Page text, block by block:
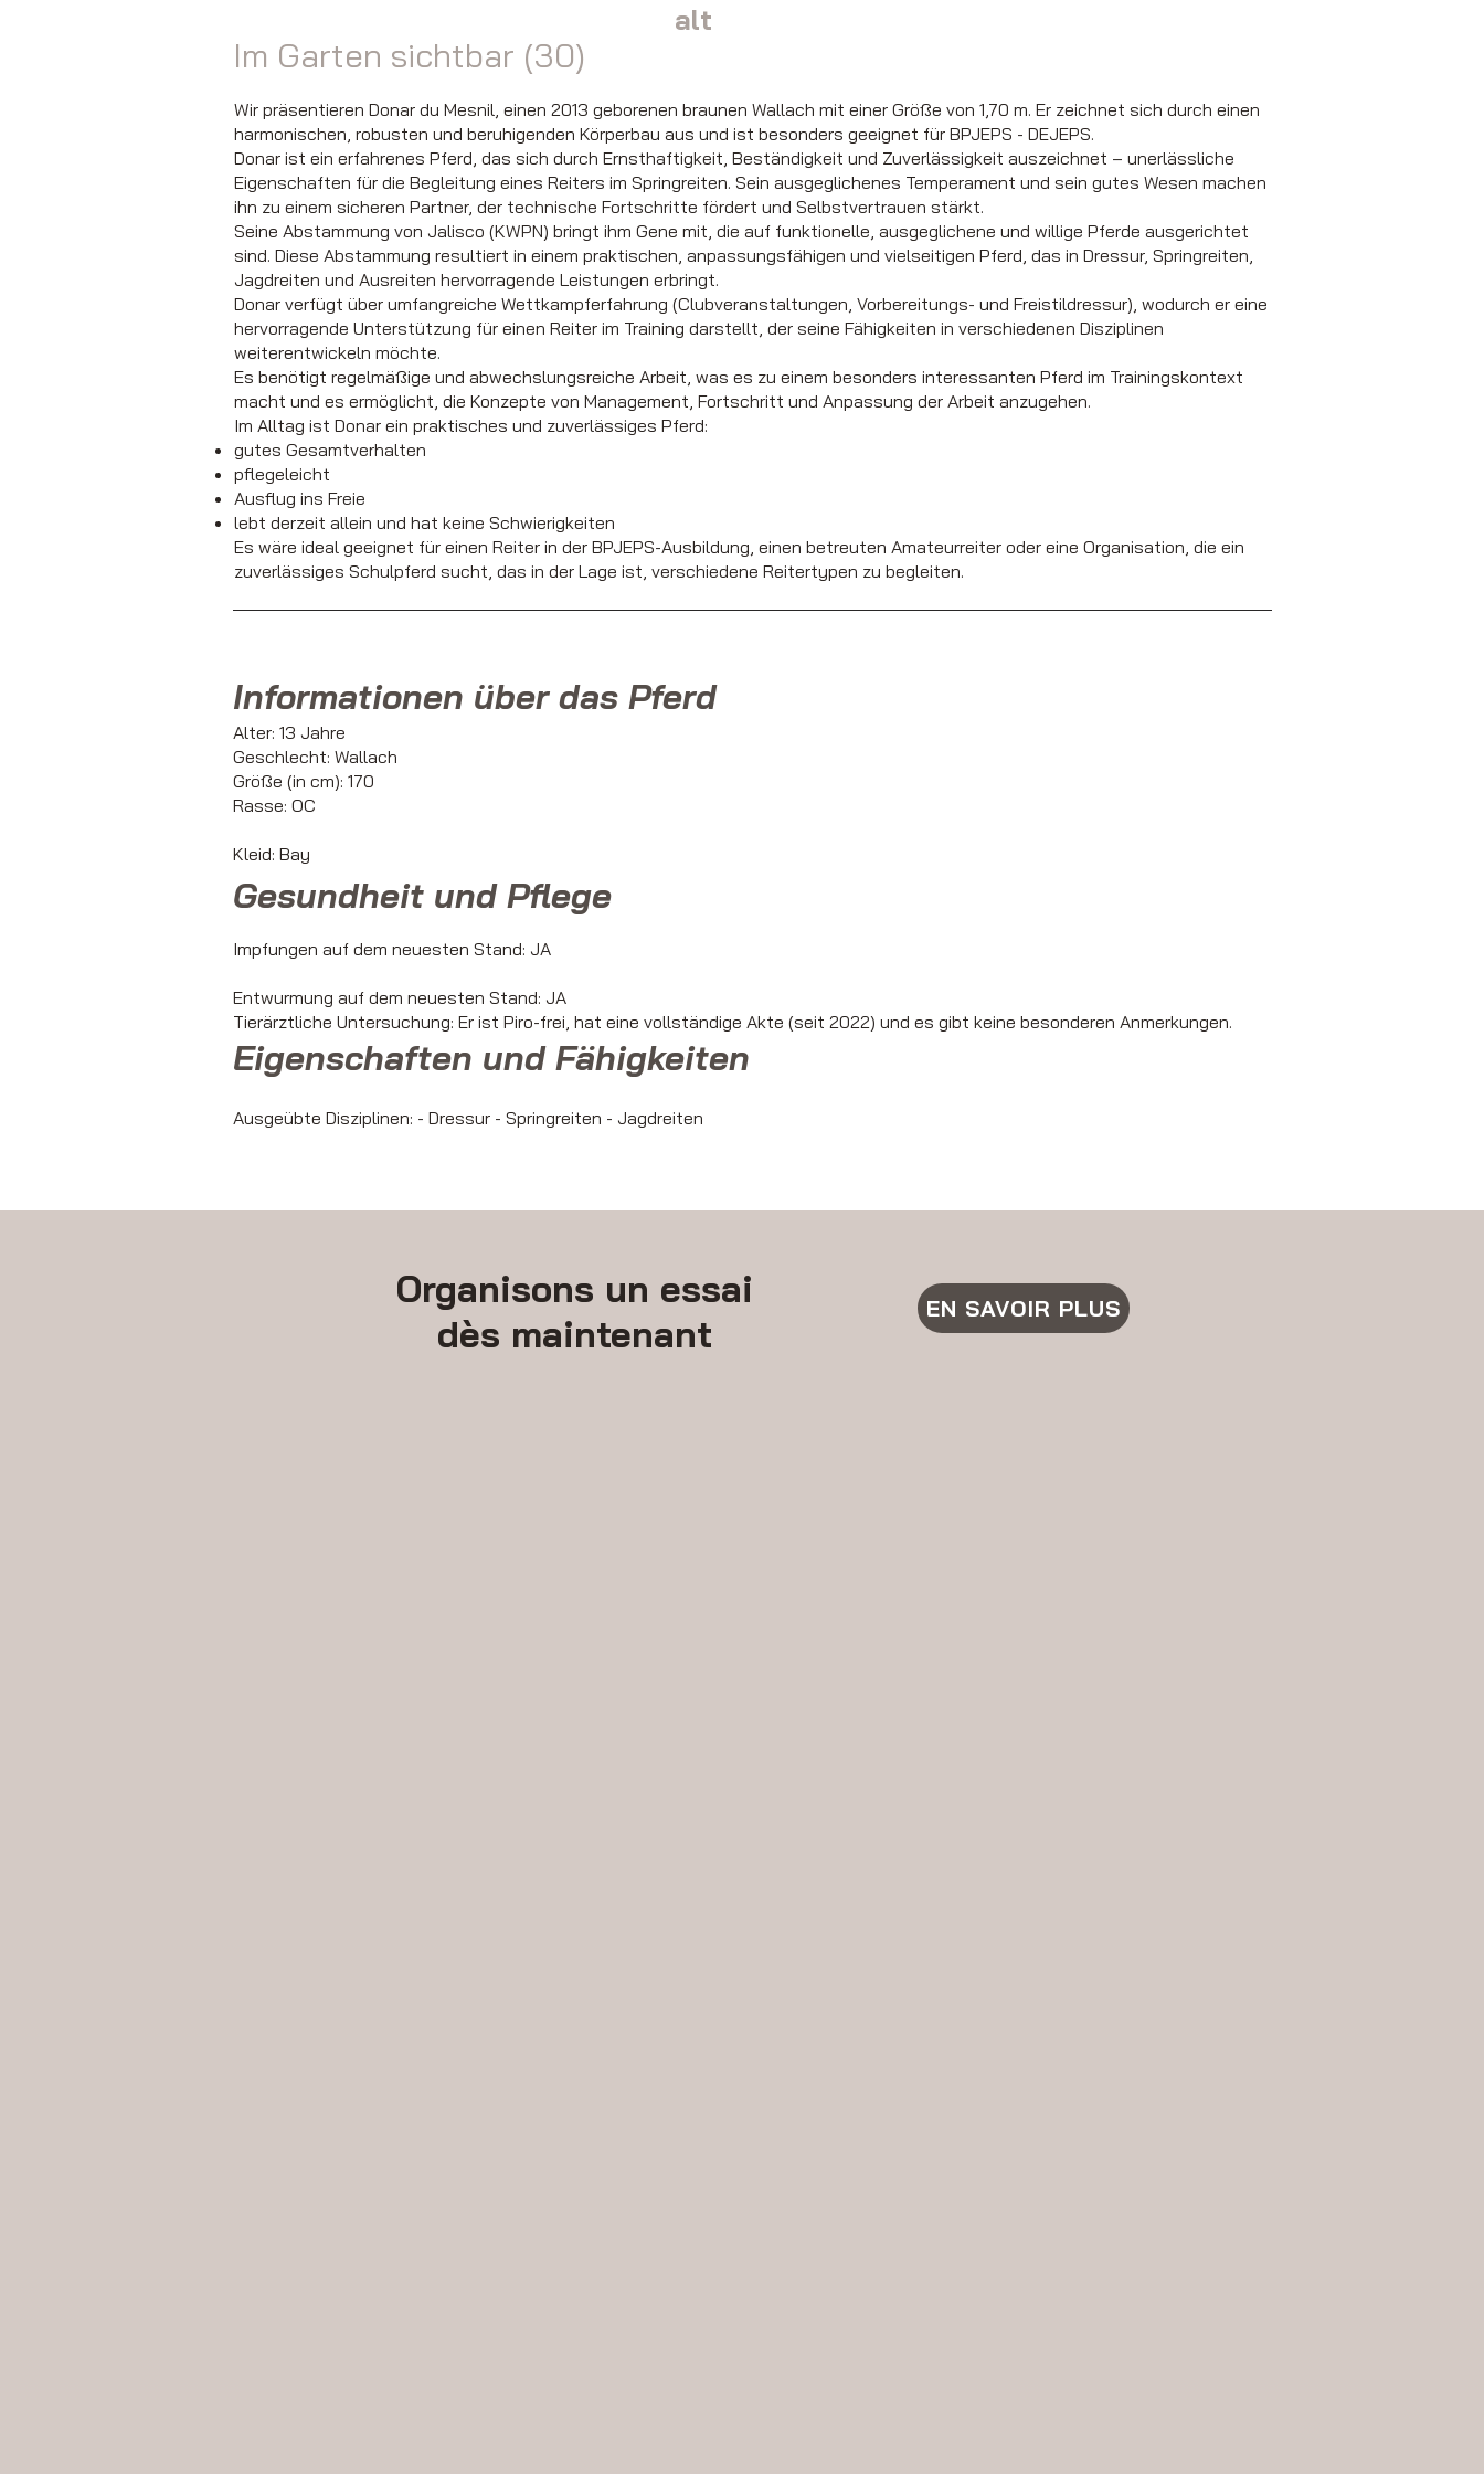
alt
Im Garten sichtbar (30)
Wir präsentieren Donar du Mesnil, einen 2013 geborenen braunen Wallach mit einer Größe von 1,70 m. Er zeichnet sich durch einen
harmonischen, robusten und beruhigenden Körperbau aus und ist besonders geeignet für BPJEPS - DEJEPS.
Donar ist ein erfahrenes Pferd, das sich durch Ernsthaftigkeit, Beständigkeit und Zuverlässigkeit auszeichnet – unerlässliche
Eigenschaften für die Begleitung eines Reiters im Springreiten. Sein ausgeglichenes Temperament und sein gutes Wesen machen
ihn zu einem sicheren Partner, der technische Fortschritte fördert und Selbstvertrauen stärkt.
Seine Abstammung von Jalisco (KWPN) bringt ihm Gene mit, die auf funktionelle, ausgeglichene und willige Pferde ausgerichtet
sind. Diese Abstammung resultiert in einem praktischen, anpassungsfähigen und vielseitigen Pferd, das in Dressur, Springreiten,
Jagdreiten und Ausreiten hervorragende Leistungen erbringt.
Donar verfügt über umfangreiche Wettkampferfahrung (Clubveranstaltungen, Vorbereitungs- und Freistildressur), wodurch er eine
hervorragende Unterstützung für einen Reiter im Training darstellt, der seine Fähigkeiten in verschiedenen Disziplinen
weiterentwickeln möchte.
Es benötigt regelmäßige und abwechslungsreiche Arbeit, was es zu einem besonders interessanten Pferd im Trainingskontext
macht und es ermöglicht, die Konzepte von Management, Fortschritt und Anpassung der Arbeit anzugehen.
Im Alltag ist Donar ein praktisches und zuverlässiges Pferd:
gutes Gesamtverhalten
pflegeleicht
Ausflug ins Freie
lebt derzeit allein und hat keine Schwierigkeiten
Es wäre ideal geeignet für einen Reiter in der BPJEPS-Ausbildung, einen betreuten Amateurreiter oder eine Organisation, die ein
zuverlässiges Schulpferd sucht, das in der Lage ist, verschiedene Reitertypen zu begleiten.
Informationen über das Pferd
Alter: 13 Jahre
Geschlecht: Wallach
Größe (in cm): 170
Rasse: OC
Kleid: Bay
Gesundheit und Pflege
Impfungen auf dem neuesten Stand: JA
Entwurmung auf dem neuesten Stand: JA
Tierärztliche Untersuchung: Er ist Piro-frei, hat eine vollständige Akte (seit 2022) und es gibt keine besonderen Anmerkungen.
Eigenschaften und Fähigkeiten
Ausgeübte Disziplinen: - Dressur - Springreiten - Jagdreiten
Organisons un essai
dès maintenant
EN SAVOIR PLUS